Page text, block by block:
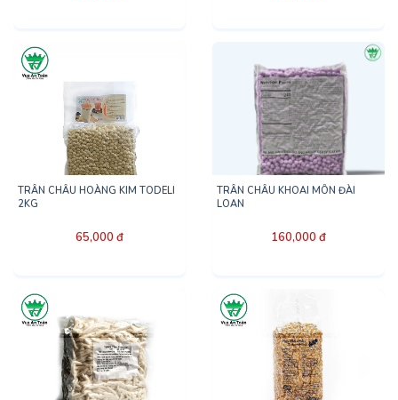
TRÂN CHÂU HOÀNG KIM TODELI
2KG
65,000 đ
TRÂN CHÂU KHOAI MÔN ĐÀI
LOAN
160,000 đ